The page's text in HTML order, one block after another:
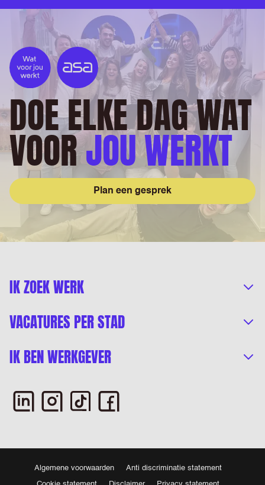
DOE ELKE DAG WAT
VOORJOU WERKT
Plan een gesprek
IK ZOEK WERK
VACATURES PER STAD
IK BEN WERKGEVER
Algemene voorwaarden Anti discriminatie statement